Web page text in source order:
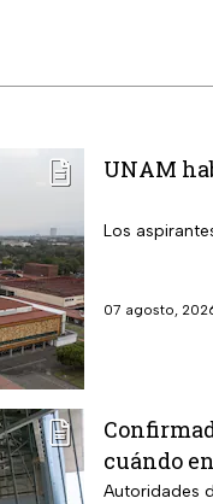
UNAM
Los
07 agosto,
cuándo
Autoridades